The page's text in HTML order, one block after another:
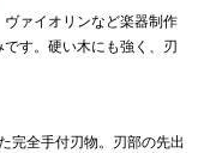
ァイオリンなど楽器制作
す。硬い木にも強く、刃
完全手付刃物。刃部の先出